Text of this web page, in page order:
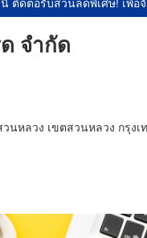
จำกัด
นหลวง เขตสวนหลวง กรุงเ